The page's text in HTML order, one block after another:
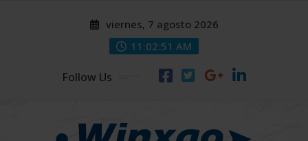
viernes, 7 agosto 2026
11:02:52 AM
Follow Us